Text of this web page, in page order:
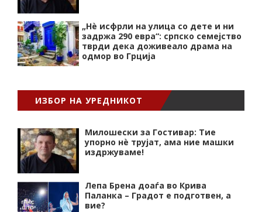
„Нѐ исфрли на улица со дете и ни
задржа 290 евра“: српско семејство
тврди дека доживеало драма на
одмор во Грција
ИЗБОР НА УРЕДНИКОТ
Милошески за Гостивар: Тие
упорно нѐ трујат, ама ние машки
издржуваме!
Лепа Брена доаѓа во Крива
Паланка – Градот е подготвен, а
вие?